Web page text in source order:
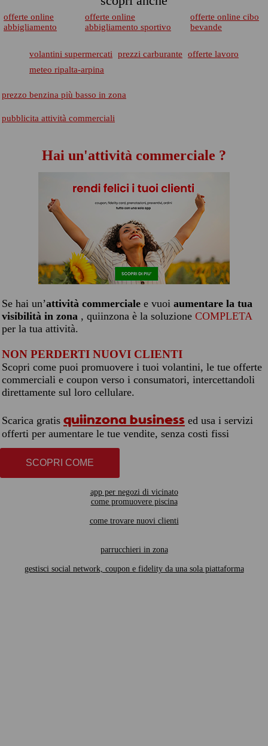
offerte online
abbigliamento
offerte online
abbigliamento sportivo
offerte online cibo
bevande
volantini supermercati prezzi carburante
offerte lavoro
meteo ripalta-arpina
prezzo benzina più basso in zona
pubblicita attività commerciali
Hai un'attività commerciale ?
Se hai un’attività commerciale e vuoi aumentare la tua
visibilità in zona , quiinzona è la soluzione COMPLETA
per la tua attività.
NON PERDERTI NUOVI CLIENTI
Scopri come puoi promuovere i tuoi volantini, le tue offerte
commerciali e coupon verso i consumatori, intercettandoli
direttamente sul loro cellulare.
Scarica gratis quiinzona business ed usa i servizi
offerti per aumentare le tue vendite, senza costi fissi
SCOPRI COME
app per negozi di vicinato
come promuovere piscina
come trovare nuovi clienti
parrucchieri in zona
gestisci social network, coupon e fidelity da una sola piattaforma